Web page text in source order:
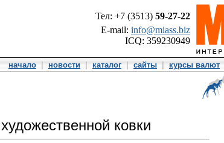
Тел: +7 (3513) 59-27-22
E-mail: info@miass.biz
ICQ: 359230949
начало новости каталог| сайты курсы валют
ковки